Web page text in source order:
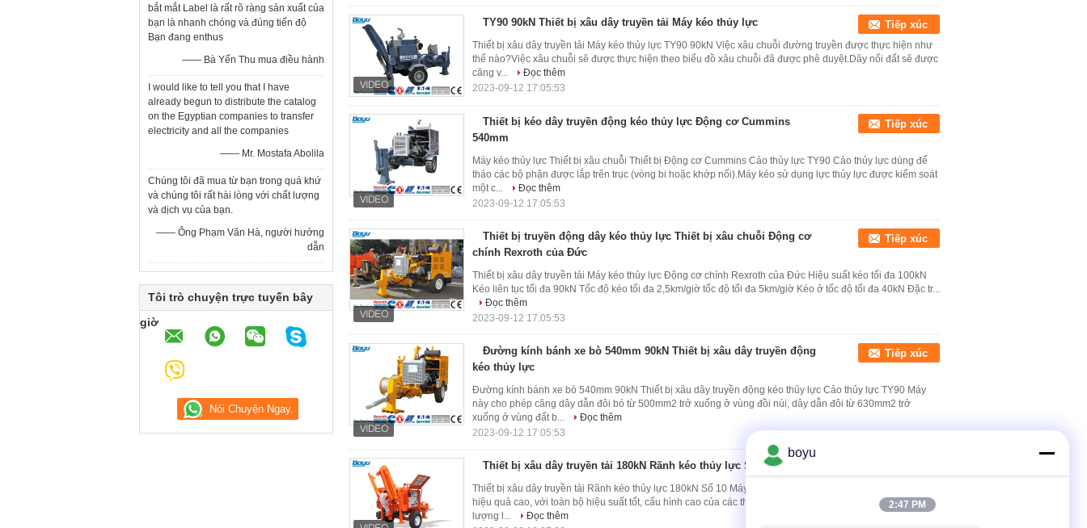
bắt mắt Label là rất rõ ràng sản xuất của
bạn là nhanh chóng và đúng tiến độ
Bạn đang enthus
—— Bà Yến Thu mua điều hành
I would like to tell you that I have
already begun to distribute the catalog
on the Egyptian companies to transfer
electricity and all the companies
—— Mr. Mostafa Abolila
Chúng tôi đã mua từ bạn trong quá khứ
và chúng tôi rất hài lòng với chất lượng
và dịch vụ của bạn.
—— Ông Phạm Văn Hà, người hướng
dẫn
Tôi trò chuyện trực tuyến bây
giờ
TY90 90kN Thiết bị xâu dây truyền tải Máy kéo thủy lực Tiếp xúc
Thiết bị xâu dây truyền tải Máy kéo thủy lực TY90 90kN Việc xâu chuỗi đường truyền được thực hiện như
thế nào?Việc xâu chuỗi sẽ được thực hiện theo biểu đồ xâu chuỗi đã được phê duyệt.Dây nối đất sẽ được
căng v...
Đọc thêm
2023-09-12 17:05:53
Thiết bị kéo dây truyền động kéo thủy lực Động cơ Cummins
540mm
Tiếp xúc
Máy kéo thủy lực Thiết bị xâu chuỗi Thiết bị Động cơ Cummins Cảo thủy lực TY90 Cảo thủy lực dùng để
tháo các bộ phận được lắp trên trục (vòng bi hoặc khớp nối).Máy kéo sử dụng lực thủy lực được kiểm soát
một c...
Đọc thêm
2023-09-12 17:05:53
Thiết bị truyền động dây kéo thủy lực Thiết bị xâu chuỗi Động cơ
chính Rexroth của Đức
Tiếp xúc
Thiết bị xâu dây truyền tải Máy kéo thủy lực Động cơ chính Rexroth của Đức Hiệu suất kéo tối đa 100kN
Kéo liên tục tối đa 90kN Tốc độ kéo tối đa 2,5km/giờ tốc độ tối đa 5km/giờ Kéo ở tốc độ tối đa 40kN Đặc tr...
Đọc thêm
2023-09-12 17:05:53
Đường kính bánh xe bò 540mm 90kN Thiết bị xâu dây truyền động
kéo thủy lực
Tiếp xúc
Đường kính bánh xe bò 540mm 90kN Thiết bị xâu dây truyền động kéo thủy lực Cảo thủy lực TY90 Máy
này cho phép căng dây dẫn đôi bó từ 500mm2 trở xuống ở vùng đồi núi, dây dẫn đôi từ 630mm2 trở
xuống ở vùng đất b...
Đọc thêm
2023-09-12 17:05:53
Thiết bị xâu dây truyền tải 180kN Rãnh kéo thủy lực Số 10
Thiết bị xâu dây truyền tải Rãnh kéo thủy lực 180kN Số 10 Máy này là một loại máy móc xây dựng điện
hiệu quả cao, với toàn bộ hiệu suất tốt, cấu hình cao của các thành phần chức năng chính, dự trữ năng
lượng l...
Đọc thêm
boyu
2:47 PM